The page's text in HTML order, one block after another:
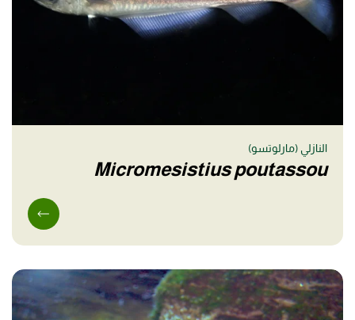
النازلي (مارلوتسو)
Micromesistius poutassou